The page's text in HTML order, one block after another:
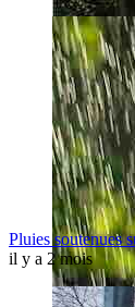
Pluies soutenues
il y a 2 mois